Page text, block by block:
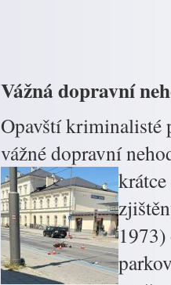
Vážná dopravní
Opavští kriminalisté
vážné dopravní